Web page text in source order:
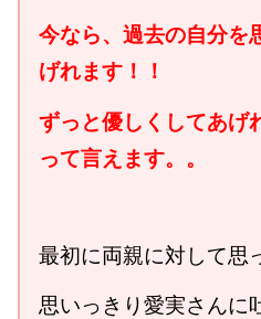
今なら、過去の自分を
げれます！！
ずっと優しくしてあげ
って言えます。。
最初に両親に対して思
思いっきり愛実さんに